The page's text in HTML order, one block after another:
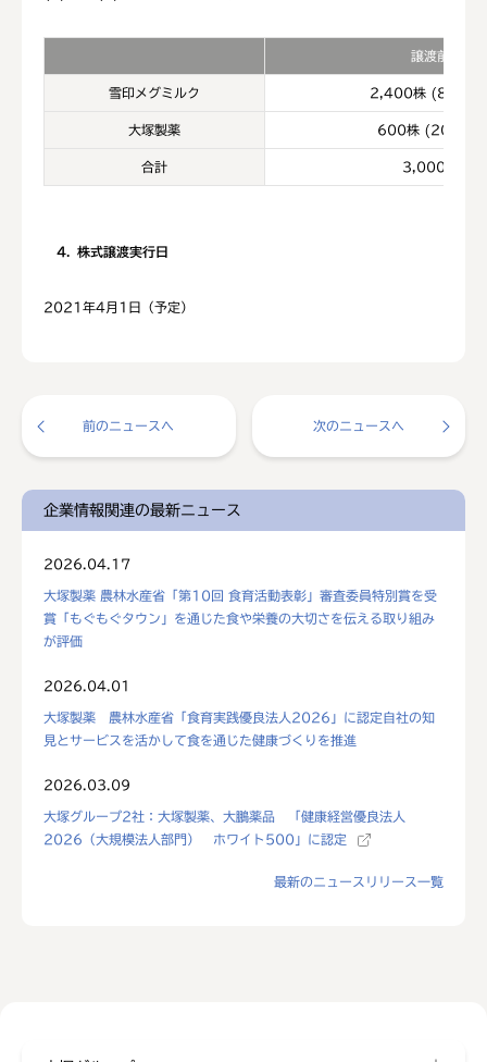
譲渡前
雪印メグミルク 2,400株 (80.0％
大塚製薬 600株 (20.0％)
合計 3,000株
4 株式譲渡実行日
2021年4月1日（予定）
前のニュースへ 次のニュースへ
企業情報関連の最新ニュース
2026.04.17
大塚製薬 農林水産省「第10回 食育活動表彰」審査委員特別賞を受
賞「もぐもぐタウン」を通じた食や栄養の大切さを伝える取り組み
が評価
2026.04.01
大塚製薬 農林水産省「食育実践優良法人2026」に認定自社の知
見とサービスを活かして食を通じた健康づくりを推進
2026.03.09
大塚グループ2社：大塚製薬、大鵬薬品 「健康経営優良法人
2026（大規模法人部門） ホワイト500」に認定
最新のニュースリリース一覧